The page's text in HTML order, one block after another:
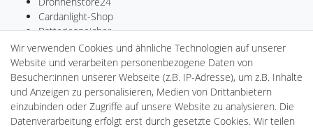
Cardanlight-Shop
Batteriespeicher
PlentiSolar
Gebrauchtlicht
Ledkauf
DEYESOLAR
Lightech Connect
CardanLight Europe
Wir verwenden Cookies und ähnliche Technologien auf unserer
Website und verarbeiten personenbezogene Daten von
Besucher:innen unserer Webseite (z.B. IP-Adresse), um z.B. Inhalte
und Anzeigen zu personalisieren, Medien von Drittanbietern
einzubinden oder Zugriffe auf unsere Website zu analysieren. Die
Datenverarbeitung erfolgt erst durch gesetzte Cookies. Wir teilen